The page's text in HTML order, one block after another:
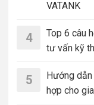
VATANK
4
Top 6 câu
tư vấn kỹ
5
Hướng
hợp cho